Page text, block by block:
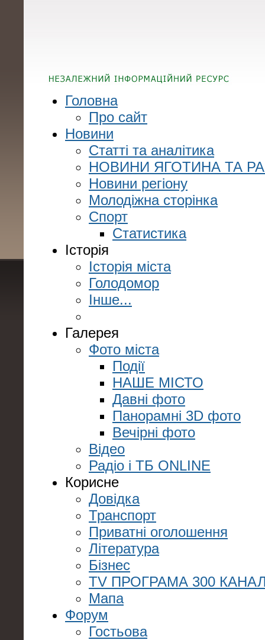
Головна
Про сайт
Новини
Статті та аналітика
НОВИНИ ЯГОТИНА ТА
Новини регіону
Молодіжна сторінка
Спорт
Статистика
Історія
Історія міста
Голодомор
Інше...
Галерея
Фото міста
Події
НАШЕ МІСТО
Давні фото
Панорамні 3D фото
Вечірні фото
Відео
Радіо і ТБ ONLINE
Корисне
Довідка
Транспорт
Приватні оголошення
Література
Бізнес
TV ПРОГРАМА 300
Мапа
Форум
Гостьова